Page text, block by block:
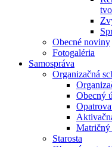
Obecné noviny
Fotogaléria
Samospráva
Organizačná
Obecný
Matričný
Starosta